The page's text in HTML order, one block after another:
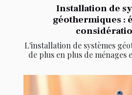
Installation de
géothermiques :
L'installation de systèmes
de plus en plus de ménages